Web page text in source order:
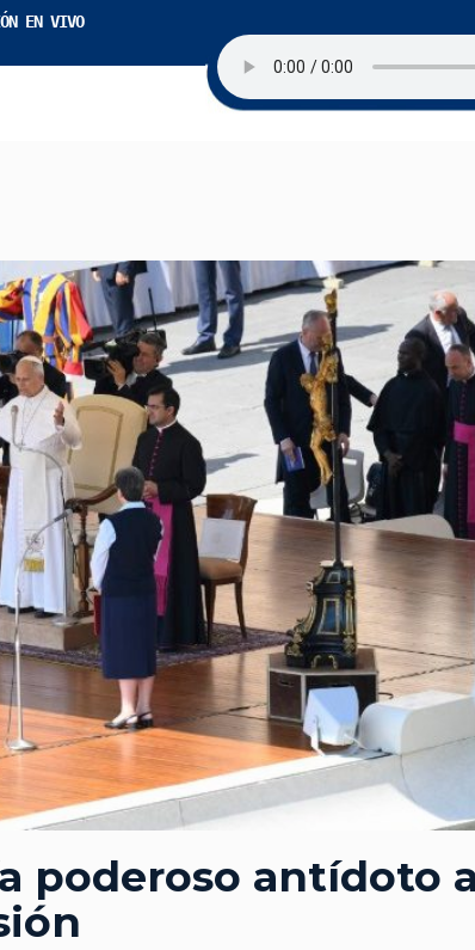
EN VIVO
poderoso antídoto a